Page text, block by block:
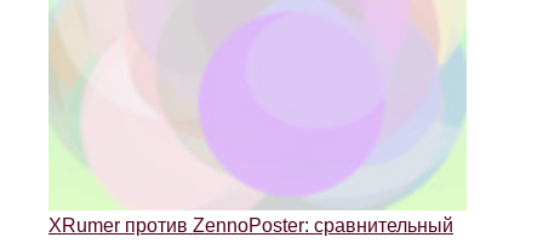
XRumer против ZennoPoster: сравнительный